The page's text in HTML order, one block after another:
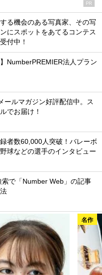
PR
る機会のある写真家、その写
にスポットをあてるコンテス
付中！
NumberPREMIER法人プラン
ールマガジン好評配信中。ス
でお届け！
者数60,000人突破！バレーボ
球などの選手のインタビュー
索で「Number Web」の記事
名作